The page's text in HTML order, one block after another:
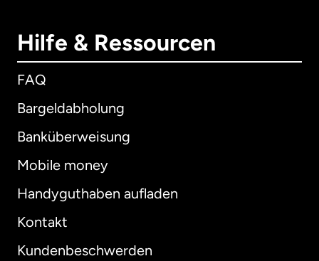
Hilfe & Ressourcen
FAQ
Bargeldabholung
Banküberweisung
Mobile money
Handyguthaben aufladen
Kontakt
Kundenbeschwerden